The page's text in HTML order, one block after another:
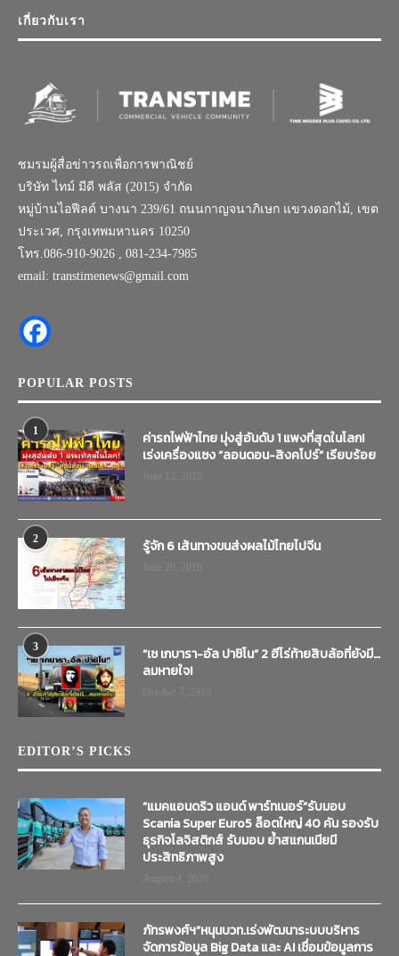
เกี่ยวกับเรา
ชมรมผู้สื่อข่าวรถเพื่อการพาณิชย์
บริษัท ไทม์ มีดี พลัส (2015) จำกัด
หมู่บ้านไอฟีลด์ บางนา 239/61 ถนนกาญจนาภิเษก แขวงดอกไม้, เขต
ประเวศ, กรุงเทพมหานคร 10250
โทร.086-910-9026 , 081-234-7985
email: transtimenews@gmail.com
POPULAR POSTS
1
ค่ารถไฟฟ้าไทย มุ่งสู่อันดับ 1 แพงที่สุดในโลก!
เร่งเครื่องแซง “ลอนดอน-สิงคโปร์” เรียบร้อย
2 รู้จัก 6 เส้นทางขนส่งผลไม้ไทยไปจีน
3
“เช เกบารา-อัล ปาชิโน” 2 ฮีโร่ท้ายสิบล้อที่ยังมี…
ลมหายใจ!
EDITOR’S PICKS
“แมคแอนดริว แอนด์ พาร์ทเนอร์”รับมอบ
Scania Super Euro5 ล็อตใหญ่ 40 คัน รองรับ
ธุรกิจโลจิสติกส์ รับมอบ ย้ำสแกนเนียมี
ประสิทธิภาพสูง
ภัทรพงศ์ฯ”หนุนบวท.เร่งพัฒนาระบบบริหาร
จัดการข้อมูล Big Data และ AI เชื่อมข้อมูลการ